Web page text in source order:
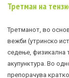
Третман на
Третманот, во
вежби (утринско
седење, физикална
акупунктура. Во
препорачува